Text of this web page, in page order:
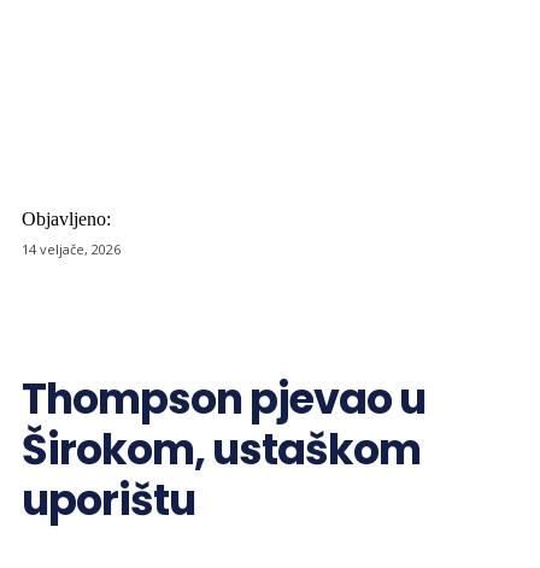
Objavljeno:
14 veljače, 2026
Thompson pjevao u
Širokom, ustaškom
uporištu